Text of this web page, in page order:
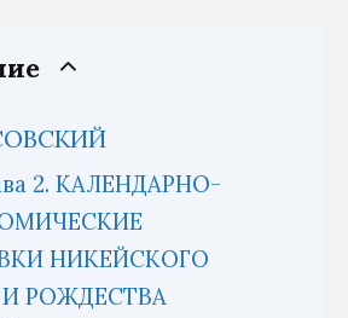
2. КАЛЕНДАРНО-
НИКЕЙСКОГО
РОЖДЕСТВА